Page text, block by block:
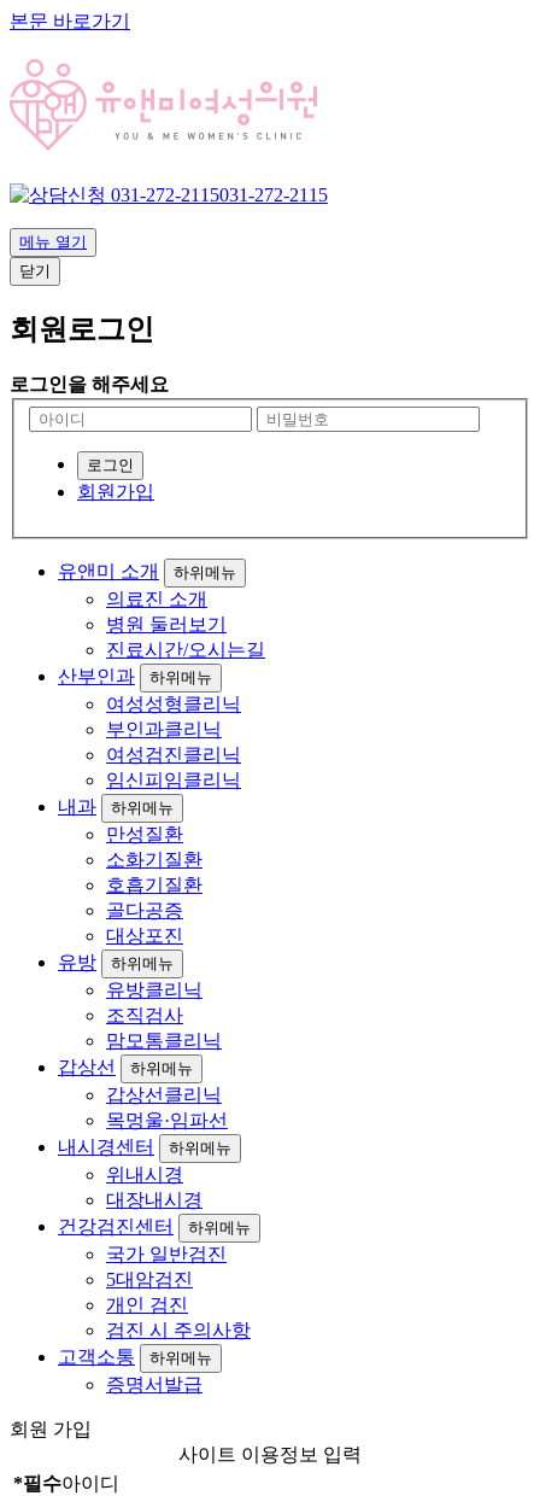
본문 바로가기
031-272-2115
메뉴 열기
닫기
회원로그인
로그인을 해주세요
회원가입
유앤미 소개 하위메뉴
의료진 소개
병원 둘러보기
진료시간/오시는길
산부인과
하위메뉴
여성성형클리닉
부인과클리닉
여성검진클리닉
임신피임클리닉
내과
하위메뉴
만성질환
소화기질환
호흡기질환
골다공증
대상포진
유방
하위메뉴
유방클리닉
조직검사
맘모톰클리닉
갑상선
하위메뉴
갑상선클리닉
목멍울·임파선
내시경센터
하위메뉴
위내시경
대장내시경
건강검진센터
하위메뉴
국가 일반검진
5대암검진
개인 검진
검진 시 주의사항
고객소통
하위메뉴
증명서발급
회원 가입
사이트 이용정보 입력
*필수아이디